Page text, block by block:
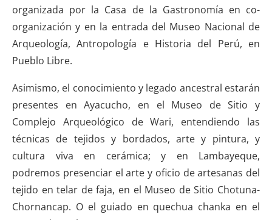
organizada por la Casa de la Gastronomía en co-
organización y en la entrada del Museo Nacional de
Arqueología, Antropología e Historia del Perú, en
Pueblo Libre.
Asimismo, el conocimiento y legado ancestral estarán
presentes en Ayacucho, en el Museo de Sitio y
Complejo Arqueológico de Wari, entendiendo las
técnicas de tejidos y bordados, arte y pintura, y
cultura viva en cerámica; y en Lambayeque,
podremos presenciar el arte y oficio de artesanas del
tejido en telar de faja, en el Museo de Sitio Chotuna-
Chornancap. O el guiado en quechua chanka en el